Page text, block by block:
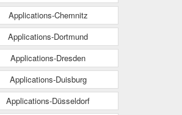
Applications-Chemnitz
Applications-Dortmund
Applications-Dresden
Applications-Duisburg
Applications-Düsseldorf